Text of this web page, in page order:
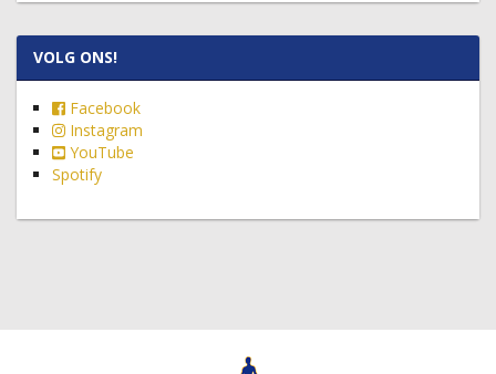
VOLG ONS!
Facebook
Instagram
YouTube
Spotify